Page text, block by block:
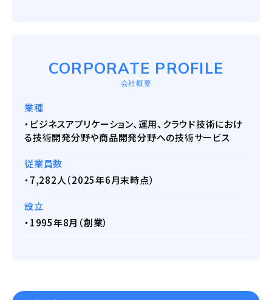
CORPORATE PROFILE
会社概要
業種
・ビジネスアプリケーション、運用、クラウド技術におけ
る技術開発分野や商品開発分野への技術サービス
従業員数
・7,282人（2025年6月末時点）
設立
・1995年8月（創業）